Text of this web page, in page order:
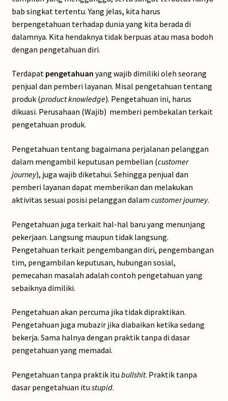
bab singkat tertentu. Yang jelas, kita harus
berpengetahuan terhadap dunia yang kita berada di
dalamnya. Kita hendaknya tidak berpuas atau masa bodoh
dengan pengetahuan diri.
Terdapat pengetahuan yang wajib dimiliki oleh seorang
penjual dan pemberi layanan. Misal pengetahuan tentang
produk (product knowledge). Pengetahuan ini, harus
dikuasi. Perusahaan (Wajib) memberi pembekalan terkait
pengetahuan produk.
Pengetahuan tentang bagaimana perjalanan pelanggan
dalam mengambil keputusan pembelian (customer
journey), juga wajib diketahui. Sehingga penjual dan
pemberi layanan dapat memberikan dan melakukan
aktivitas sesuai posisi pelanggan dalam customer journey.
Pengetahuan juga terkait hal-hal baru yang menunjang
pekerjaan. Langsung maupun tidak langsung.
Pengetahuan terkait pengembangan diri, pengembangan
tim, pengambilan keputusan, hubungan sosial,
pemecahan masalah adalah contoh pengetahuan yang
sebaiknya dimiliki.
Pengetahuan akan percuma jika tidak dipraktikan.
Pengetahuan juga mubazir jika diabaikan ketika sedang
bekerja. Sama halnya dengan praktik tanpa di dasar
pengetahuan yang memadai.
Pengetahuan tanpa praktik itu bullshit. Praktik tanpa
dasar pengetahuan itu stupid.